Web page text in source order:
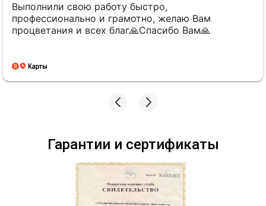
Выполнили свою работу быстро,
профессионально и грамотно, желаю Вам
процветания и всех благ🙏Спасибо Вам🙏
Гарантии и сертификаты